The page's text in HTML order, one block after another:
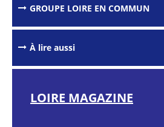
GROUPE LOIRE EN COMMUN
À lire aussi
LOIRE MAGAZINE
outils de
d'impression